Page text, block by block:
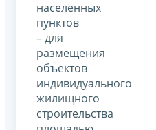
населенных
пунктов
– для
размещения
объектов
индивидуального
жилищного
строительства